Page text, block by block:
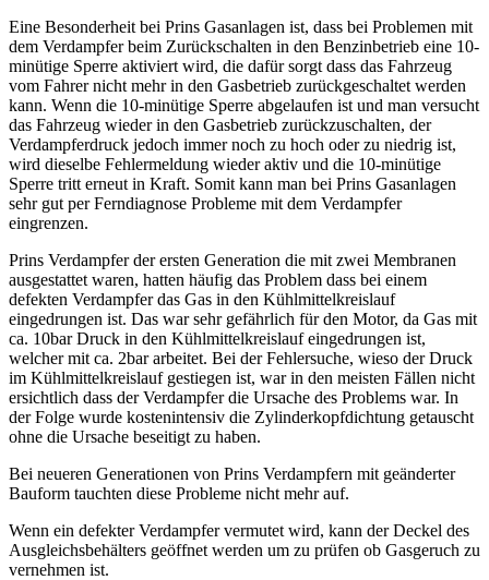
Eine Besonderheit bei Prins Gasanlagen ist, dass bei Problemen mit
dem Verdampfer beim Zurückschalten in den Benzinbetrieb eine 10-
minütige Sperre aktiviert wird, die dafür sorgt dass das Fahrzeug
vom Fahrer nicht mehr in den Gasbetrieb zurückgeschaltet werden
kann. Wenn die 10-minütige Sperre abgelaufen ist und man versucht
das Fahrzeug wieder in den Gasbetrieb zurückzuschalten, der
Verdampferdruck jedoch immer noch zu hoch oder zu niedrig ist,
wird dieselbe Fehlermeldung wieder aktiv und die 10-minütige
Sperre tritt erneut in Kraft. Somit kann man bei Prins Gasanlagen
sehr gut per Ferndiagnose Probleme mit dem Verdampfer
eingrenzen.
Prins Verdampfer der ersten Generation die mit zwei Membranen
ausgestattet waren, hatten häufig das Problem dass bei einem
defekten Verdampfer das Gas in den Kühlmittelkreislauf
eingedrungen ist. Das war sehr gefährlich für den Motor, da Gas mit
ca. 10bar Druck in den Kühlmittelkreislauf eingedrungen ist,
welcher mit ca. 2bar arbeitet. Bei der Fehlersuche, wieso der Druck
im Kühlmittelkreislauf gestiegen ist, war in den meisten Fällen nicht
ersichtlich dass der Verdampfer die Ursache des Problems war. In
der Folge wurde kostenintensiv die Zylinderkopfdichtung getauscht
ohne die Ursache beseitigt zu haben.
Bei neueren Generationen von Prins Verdampfern mit geänderter
Bauform tauchten diese Probleme nicht mehr auf.
Wenn ein defekter Verdampfer vermutet wird, kann der Deckel des
Ausgleichsbehälters geöffnet werden um zu prüfen ob Gasgeruch zu
vernehmen ist.